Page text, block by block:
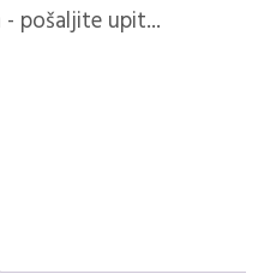
pošaljite upit...